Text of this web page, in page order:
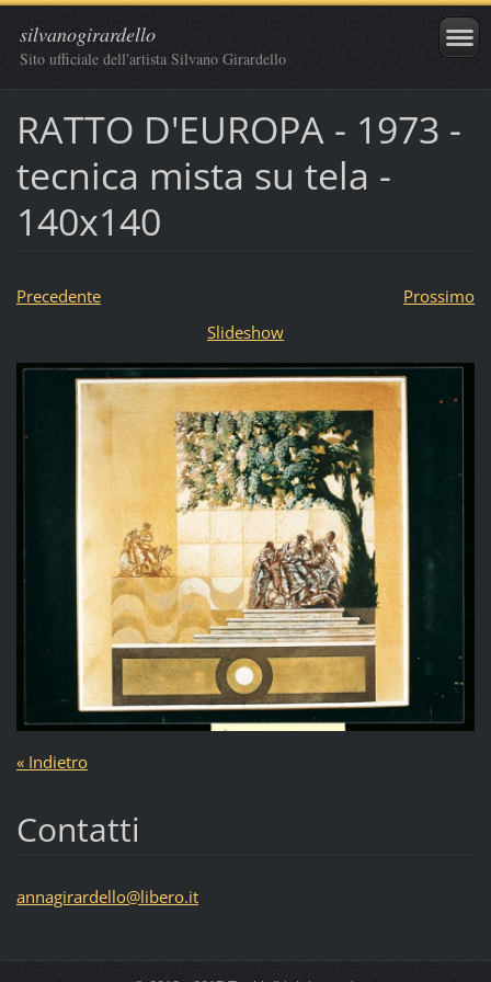
silvanogirardello
Sito ufficiale dell'artista Silvano Girardello
RATTO D'EUROPA - 1973 -
tecnica mista su tela -
140x140
Precedente
Prossimo
Slideshow
« Indietro
Contatti
annagirardello@libero.it